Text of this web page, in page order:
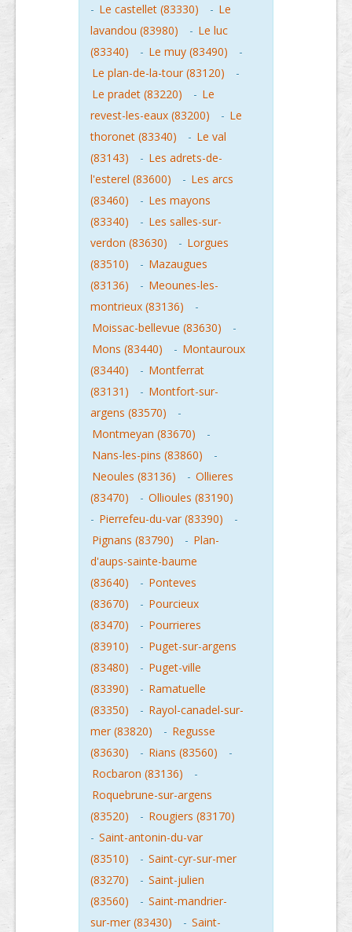
- Le castellet (83330) - Le
lavandou (83980)
- Le luc
(83340)
- Le muy (83490)
-
Le plan-de-la-tour (83120)
-
Le pradet (83220)
- Le
revest-les-eaux (83200)
- Le
thoronet (83340)
- Le val
(83143)
- Les adrets-de-
l'esterel (83600)
- Les arcs
(83460)
- Les mayons
(83340)
- Les salles-sur-
verdon (83630)
- Lorgues
(83510)
- Mazaugues
(83136)
- Meounes-les-
montrieux (83136)
-
Moissac-bellevue (83630)
-
Mons (83440)
- Montauroux
(83440)
- Montferrat
(83131)
- Montfort-sur-
argens (83570)
-
Montmeyan (83670)
-
Nans-les-pins (83860)
-
Neoules (83136)
- Ollieres
(83470)
- Ollioules (83190)
- Pierrefeu-du-var (83390)
-
Pignans (83790)
- Plan-
d'aups-sainte-baume
(83640)
- Ponteves
(83670)
- Pourcieux
(83470)
- Pourrieres
(83910)
- Puget-sur-argens
(83480)
- Puget-ville
(83390)
- Ramatuelle
(83350)
- Rayol-canadel-sur-
mer (83820)
- Regusse
(83630)
- Rians (83560)
-
Rocbaron (83136)
-
Roquebrune-sur-argens
(83520)
- Rougiers (83170)
- Saint-antonin-du-var
(83510)
- Saint-cyr-sur-mer
(83270)
- Saint-julien
(83560)
- Saint-mandrier-
sur-mer (83430)
- Saint-